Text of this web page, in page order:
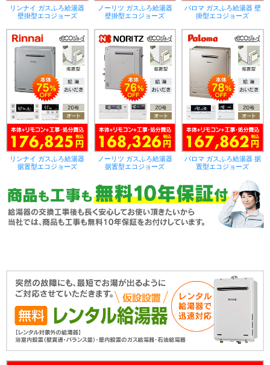
リンナイ ガスふろ給湯器
壁掛型エコジョーズ
ノーリツ ガスふろ給湯器
壁掛型エコジョーズ
パロマ ガスふろ給湯器 壁
掛型エコジョーズ
リンナイ ガスふろ給湯器
据置型エコジョーズ
ノーリツ ガスふろ給湯器
据置型エコジョーズ
パロマ ガスふろ給湯器 据
置型エコジョーズ